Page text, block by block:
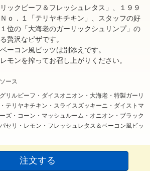
ックビーフ＆フレッシュレタス」、１９９
ｏ．１「テリヤキチキン」、スタッフの好
位の「大海老のガーリックシュリンプ」の
贅沢なピザです。
ーコン風ビッツは別添えです。
モンを搾ってお召し上がりください。
ース
リルビーフ・ダイスオニオン・大海老・特製ガーリ
テリヤキチキン・スライスズッキーニ・ダイストマ
ズ・コーン・マッシュルーム・オニオン・ブラック
セリ・レモン・フレッシュレタス＆ベーコン風ビッ
注文する